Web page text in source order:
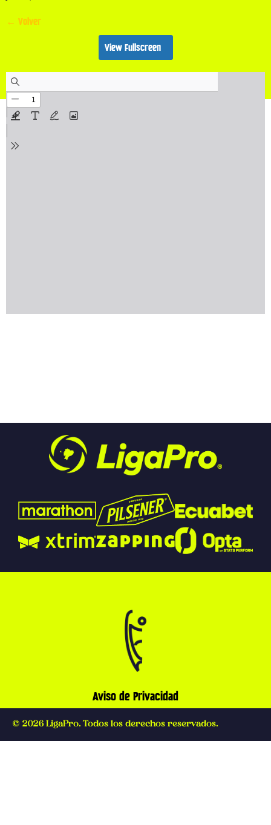
← Volver
View Fullscreen
Aviso de Privacidad
© 2026 LigaPro. Todos los derechos reservados.